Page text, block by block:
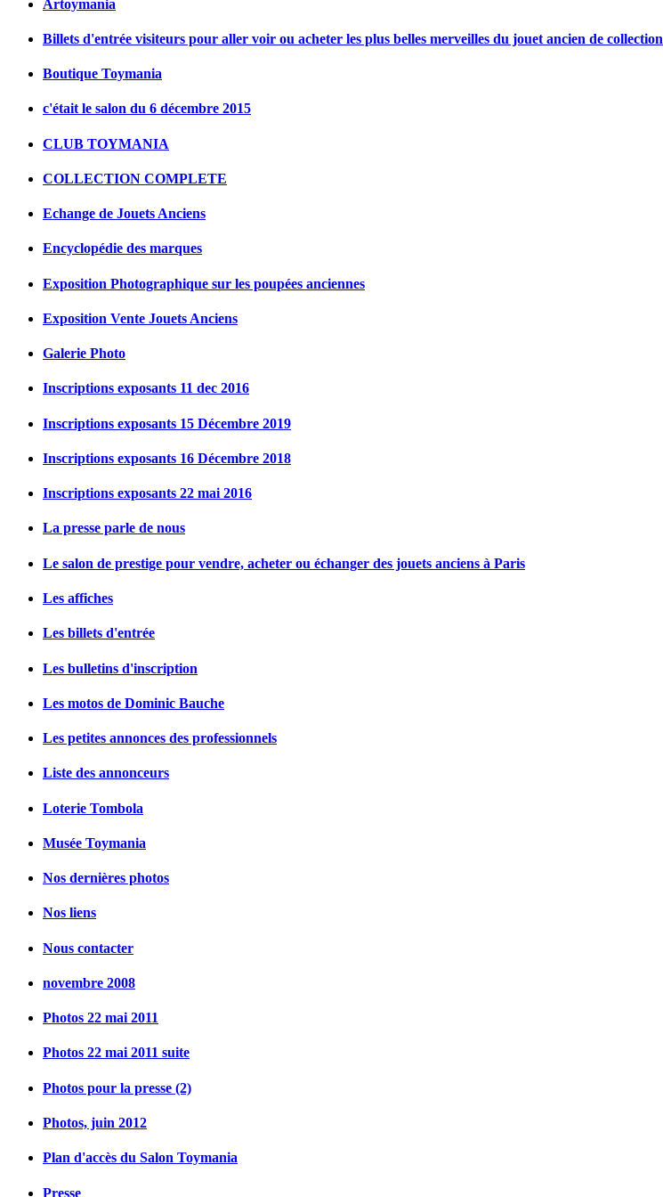
Artoymania
Billets d'entrée visiteurs pour aller voir ou acheter les plus belles merveilles du jouet ancien de collection
Boutique Toymania
c'était le salon du 6 décembre 2015
CLUB TOYMANIA
COLLECTION COMPLETE
Echange de Jouets Anciens
Encyclopédie des marques
Exposition Photographique sur les poupées anciennes
Exposition Vente Jouets Anciens
Galerie Photo
Inscriptions exposants 11 dec 2016
Inscriptions exposants 15 Décembre 2019
Inscriptions exposants 16 Décembre 2018
Inscriptions exposants 22 mai 2016
La presse parle de nous
Le salon de prestige pour vendre, acheter ou échanger des jouets anciens à Paris
Les affiches
Les billets d'entrée
Les bulletins d'inscription
Les motos de Dominic Bauche
Les petites annonces des professionnels
Liste des annonceurs
Loterie Tombola
Musée Toymania
Nos dernières photos
Nos liens
Nous contacter
novembre 2008
Photos 22 mai 2011
Photos 22 mai 2011 suite
Photos pour la presse (2)
Photos, juin 2012
Plan d'accès du Salon Toymania
Presse